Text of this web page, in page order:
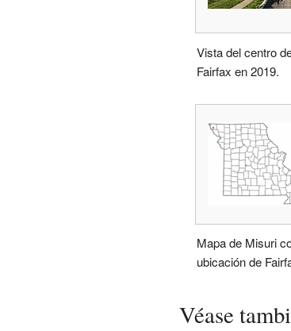
Vista del centro
Fairfax en 2019.
Mapa de Misuri
ubicación de
Véase